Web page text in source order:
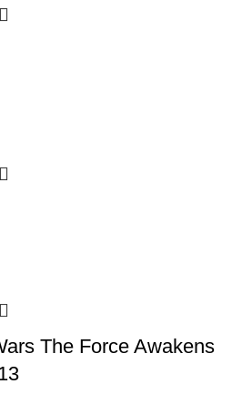
The Force Awakens